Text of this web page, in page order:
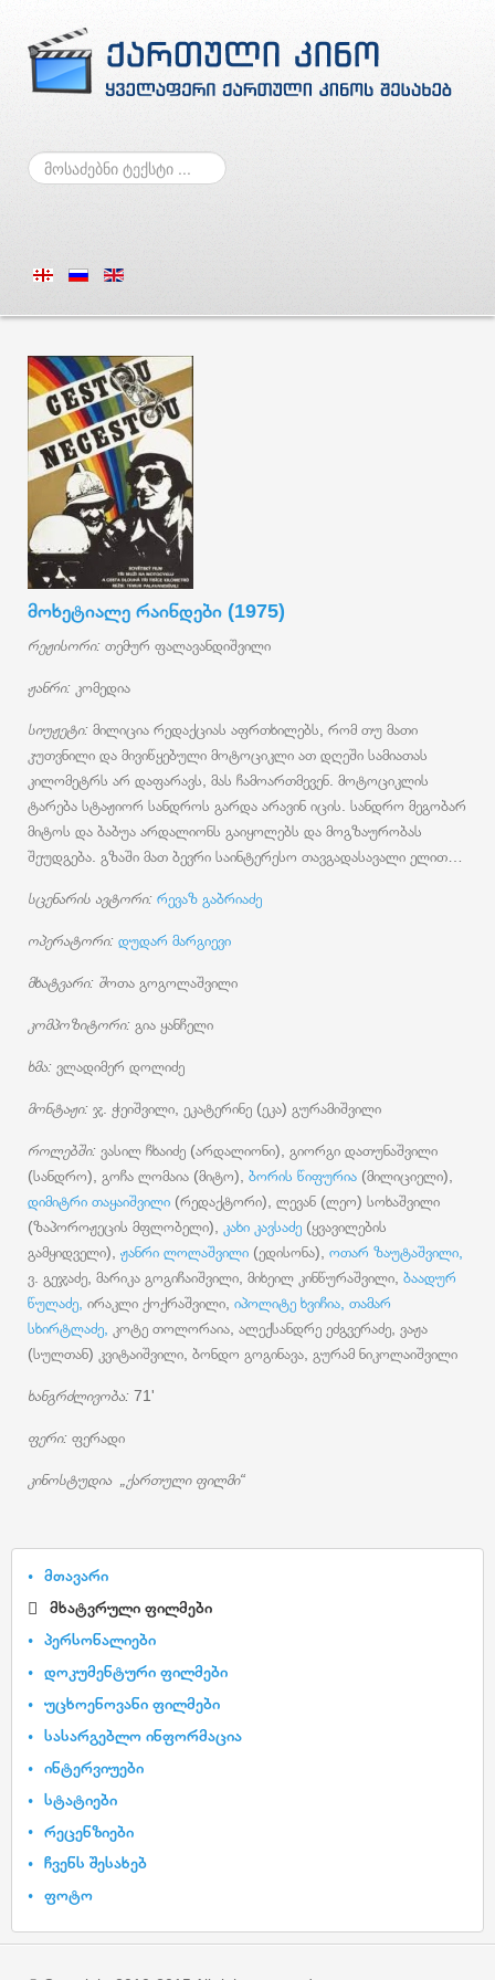
ძებნა
მოხეტიალე რაინდები (1975)
რეჟისორი: თემურ ფალავანდიშვილი
ჟანრი: კომედია
სიუჟეტი: მილიცია რედაქციას აფრთხილებს, რომ თუ მათი
კუთვნილი და მივიწყებული მოტოციკლი ათ დღეში სამიათას
კილომეტრს არ დაფარავს, მას ჩამოართმევენ. მოტოციკლის
ტარება სტაჟიორ სანდროს გარდა არავინ იცის. სანდრო მეგობარ
მიტოს და ბაბუა არდალიონს გაიყოლებს და მოგზაურობას
შეუდგება. გზაში მათ ბევრი საინტერესო თავგადასავალი ელით…
სცენარის ავტორი: რევაზ გაბრიაძე
ოპერატორი: დუდარ მარგიევი
მხატვარი: შოთა გოგოლაშვილი
კომპოზიტორი: გია ყანჩელი
ხმა: ვლადიმერ დოლიძე
მონტაჟი: ჯ. ჭეიშვილი, ეკატერინე (ეკა) გურამიშვილი
როლებში: ვასილ ჩხაიძე (არდალიონი), გიორგი დათუნაშვილი
(სანდრო), გოჩა ლომაია (მიტო), ბორის წიფურია (მილიციელი),
დიმიტრი თაყაიშვილი (რედაქტორი), ლევან (ლეო) სოხაშვილი
(ზაპოროჟეცის მფლობელი),
კახი კავსაძე (ყვავილების
გამყიდველი), ჟანრი ლოლაშვილი (ედისონა), ოთარ ზაუტაშვილი,
ვ. გეჯაძე, მარიკა გოგიჩაიშვილი, მიხეილ კინწურაშვილი, ბაადურ
წულაძე, ირაკლი ქოქრაშვილი, იპოლიტე ხვიჩია, თამარ
სხირტლაძე,
კოტე თოლორაია, ალექსანდრე ეძგვერაძე, ვაჟა
(სულთან) კვიტაიშვილი, ბონდო გოგინავა, გურამ ნიკოლაიშვილი
ხანგრძლივობა: 71'
ფერი: ფერადი
კინოსტუდია „ქართული ფილმი“
მთავარი
მხატვრული ფილმები
პერსონალიები
დოკუმენტური ფილმები
უცხოენოვანი ფილმები
სასარგებლო ინფორმაცია
ინტერვიუები
სტატიები
რეცენზიები
ჩვენს შესახებ
ფოტო